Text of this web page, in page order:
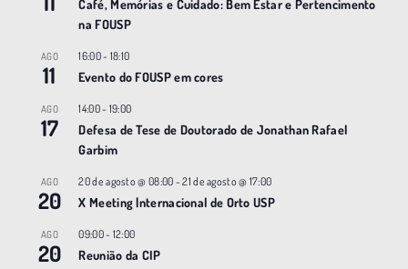
Café, Memórias e Cuidado: Bem Estar e Pertencimento
na FOUSP
AGO
11
16:00- 18:10
Evento do FOUSP em cores
AGO
17
14:00- 19:00
Defesa de Tese de Doutorado de Jonathan Rafael
Garbim
AGO
20
20 de agosto @ 08:00 -21 de agosto @ 17:00
X Meeting |nternacional de Orto USP
AGO
20
09:00- 12:00
Reunião da CIP